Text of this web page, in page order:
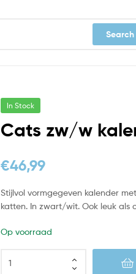
Search
In Stock
Cats zw/w
€46,99
Stijlvol vormgegeven kalender
katten. In zwart/wit. Ook leuk als
Op voorraad